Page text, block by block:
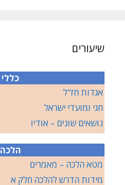
שיעורים
כללי
אגדות חז"ל
חגי ומועדי ישראל
נושאים שונים – אודיו
הלכה
מטא הלכה – מאמרים
מידות הדרש להלכה חלק א